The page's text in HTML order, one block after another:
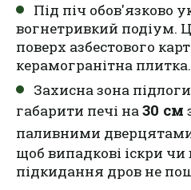
Під піч обов'язково
вогнетривкий подіум.
поверх азбестового
керамогранітна плитка.
Захисна зона
габарити печі на30 см
паливними
щоб випадкові іскри
підкидання дров не